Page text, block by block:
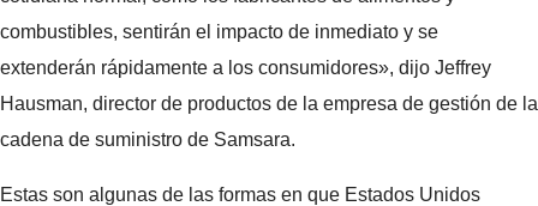
combustibles, sentirán el impacto de inmediato y se
extenderán rápidamente a los consumidores», dijo Jeffrey
Hausman, director de productos de la empresa de gestión de la
cadena de suministro de Samsara.
Estas son algunas de las formas en que Estados Unidos